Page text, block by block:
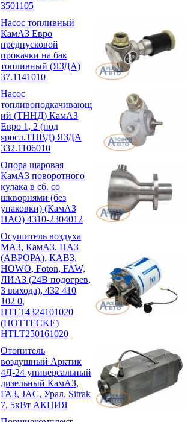
3501105
Насос топливный
КамАЗ Евро
предпусковой
прокачки на бак
топливный (ЯЗДА)
37.1141010
Насос
топливоподкачивающ
ий (ТННД) КамАЗ
Евро 1, 2 (под
яросл.ТНВД) ЯЗДА
332.1106010
Опора шаровая
КамАЗ поворотного
кулака в сб. со
шкворнями (без
упаковки) (КамАЗ
ПАО) 4310-2304012
Осушитель воздуха
МАЗ, КамАЗ, ПАЗ
(АВРОРА), КАВЗ,
HOWO, Foton, FAW,
ЛИАЗ (24В подогрев,
3 выхода), 432 410
102 0,
HTLT4324101020
(HOTTECKE)
HTLT250161020
Отопитель
воздушный Арктик
4Д-24 универсальный
дизельный КамАЗ,
ГАЗ, JAC, Урал, Sitrak
7, 5кВт АКЦИЯ